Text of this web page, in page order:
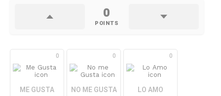
0
POINTS
0
ME GUSTA
0
NO ME GUSTA
0
LO AMO